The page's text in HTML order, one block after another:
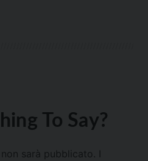
To Say?
sarà pubblicato.